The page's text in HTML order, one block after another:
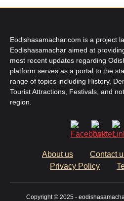
Eodishasamachar.com is a project
Eodishasamachar aimed at
most recent updates regarding
platform serves as a portal to the
range of topics including History,
Tourist Attractions, Festivals, and
region.
About us Contact
Privacy Policy
Copyright © 2025 -